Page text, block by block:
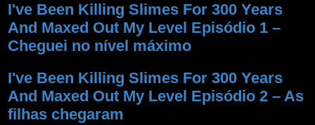
I've Been Killing Slimes For 300 Years
And Maxed Out My Level Episódio 1 –
Cheguei no nível máximo
I've Been Killing Slimes For 300 Years
And Maxed Out My Level Episódio 2 – As
filhas chegaram